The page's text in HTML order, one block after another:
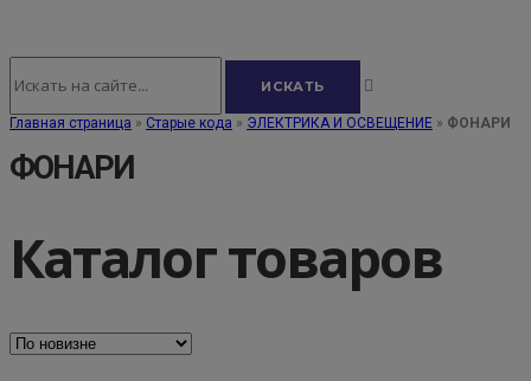
Главная страница » Старые кода » ЭЛЕКТРИКА И ОСВЕЩЕНИЕ » ФОНАРИ
ФОНАРИ
Каталог товаров